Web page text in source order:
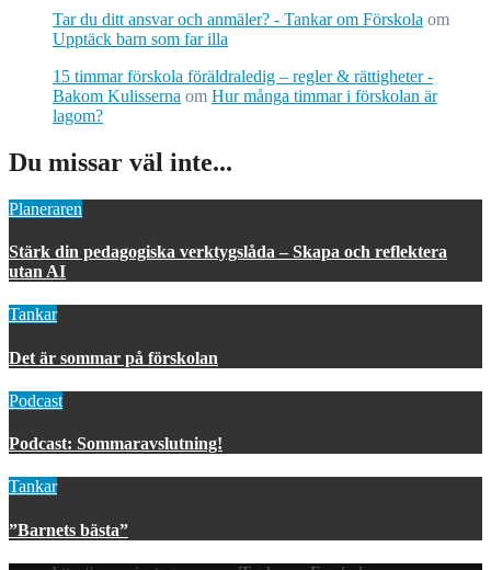
Tar du ditt ansvar och anmäler? - Tankar om Förskola om
Upptäck barn som far illa
15 timmar förskola föräldraledig – regler & rättigheter -
Bakom Kulisserna om Hur många timmar i förskolan är
lagom?
Du missar väl inte...
Planeraren
Stärk din pedagogiska verktygslåda – Skapa och reflektera
utan AI
Tankar
Det är sommar på förskolan
Podcast
Podcast: Sommaravslutning!
Tankar
”Barnets bästa”